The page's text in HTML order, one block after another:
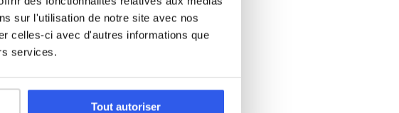
sur l'utilisation de notre site avec nos
celles-ci avec d'autres informations que
services.
Tout autoriser